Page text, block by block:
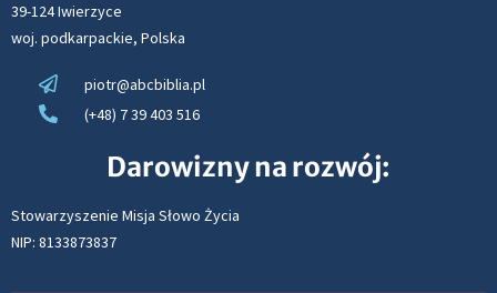
39-124 Iwierzyce
woj. podkarpackie, Polska
piotr@abcbiblia.pl
(+48) 7 39 403 516
Darowizny na rozwój:
Stowarzyszenie Misja Słowo Życia
NIP: 8133873837